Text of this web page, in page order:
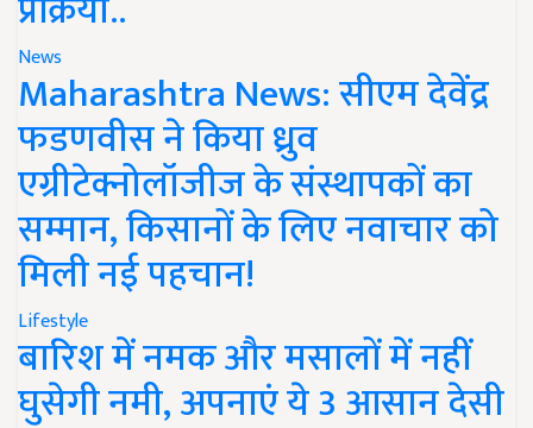
News
Maharashtra News: सीएम देवेंद्र
फडणवीस ने किया ध्रुव
एग्रीटेक्नोलॉजीज के संस्थापकों का
सम्मान, किसानों के लिए नवाचार को
मिली नई पहचान!
Lifestyle
बारिश में नमक और मसालों में नहीं
घुसेगी नमी, अपनाएं ये 3 आसान देसी